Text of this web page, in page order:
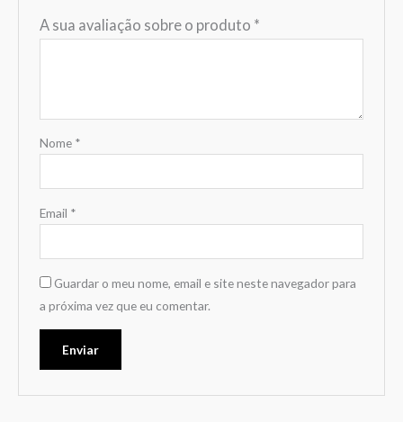
A sua avaliação sobre o produto *
Nome *
Email *
Guardar o meu nome, email e site neste navegador para
a próxima vez que eu comentar.